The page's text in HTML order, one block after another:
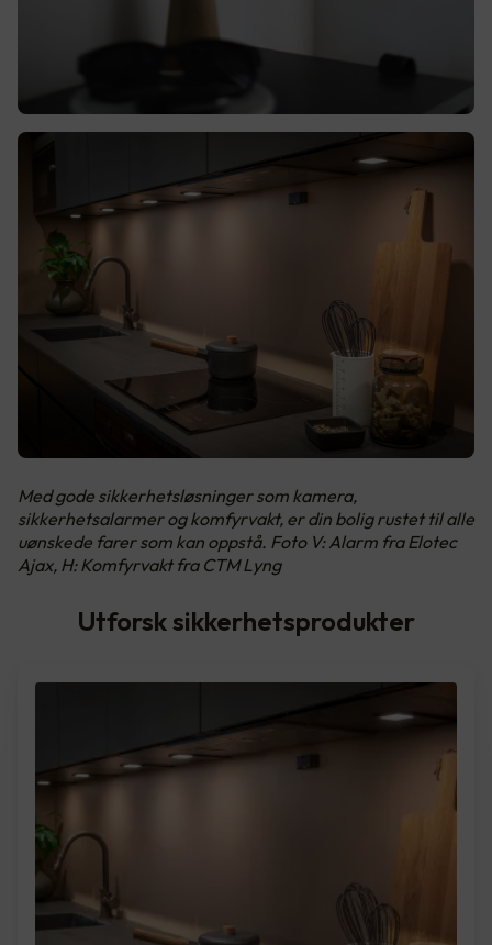
Med gode sikkerhetsløsninger som kamera,
sikkerhetsalarmer og komfyrvakt, er din bolig rustet til alle
uønskede farer som kan oppstå. Foto V: Alarm fra Elotec
Ajax, H: Komfyrvakt fra CTM Lyng
Utforsk sikkerhetsprodukter